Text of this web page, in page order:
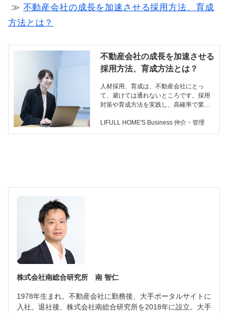
≫ 不動産会社の成長を加速させる採用方法、育成
方法とは？
不動産会社の成長を加速させる
採用方法、育成方法とは？
人材採用、育成は、不動産会社にとっ
て、避けては通れないところです。採用
対策や育成方法を実践し、高確率で業績
します。
LIFULL HOME'S Business 仲介・管理
株式会社南総合研究所 南 智仁
1978年生まれ。不動産会社に勤務後、大手ポータルサイトに
入社。退社後、株式会社南総合研究所を2018年に設立。大手